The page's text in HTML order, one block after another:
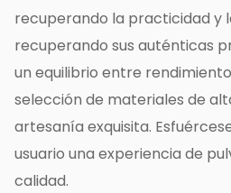
flores: esta pistola
para rociar y mantener
flores y plantas de jardín
plantas sanas y hermosas.
Nuestra pistola rociadora
recta, cabeza plana y tapa
tiene un importante valor
recuperando la practicidad y
recuperando sus auténticas
un equilibrio entre
selección de materiales de
artesanía exquisita.
usuario una experiencia de
calidad.